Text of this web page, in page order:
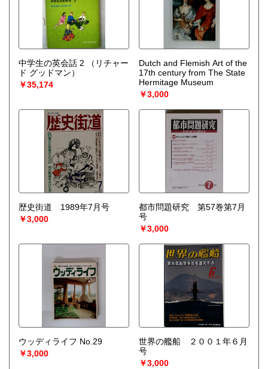
中学生の英会話 2
（リチャー
ド グッドマン）
￥35,174
Dutch and Flemish Art of the
17th century from The State
Hermitage Museum
￥3,000
歴史街道 1989年7月号
￥3,000
都市問題研究 第57巻第7月
号
￥3,000
ウッディライフ No.29
￥3,000
世界の艦船 ２００１年６月
号
￥3,000